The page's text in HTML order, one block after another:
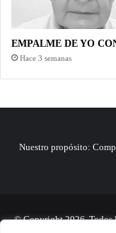
EMPALME DE YO
Hace 3 semanas
Nuestro propósito:
© Copyright 2026, Todos